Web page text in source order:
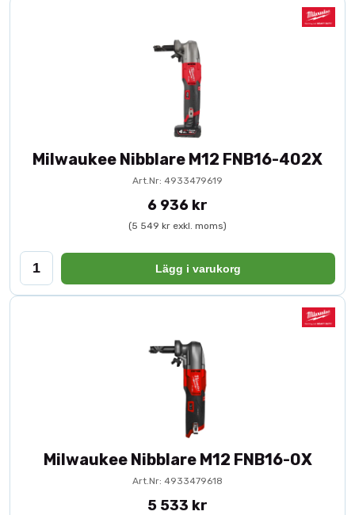
Milwaukee Nibblare M12 FNB16-402X
Art.Nr: 4933479619
6 936 kr
(5 549 kr exkl. moms)
Lägg i varukorg
Milwaukee Nibblare M12 FNB16-0X
Art.Nr: 4933479618
5 533 kr